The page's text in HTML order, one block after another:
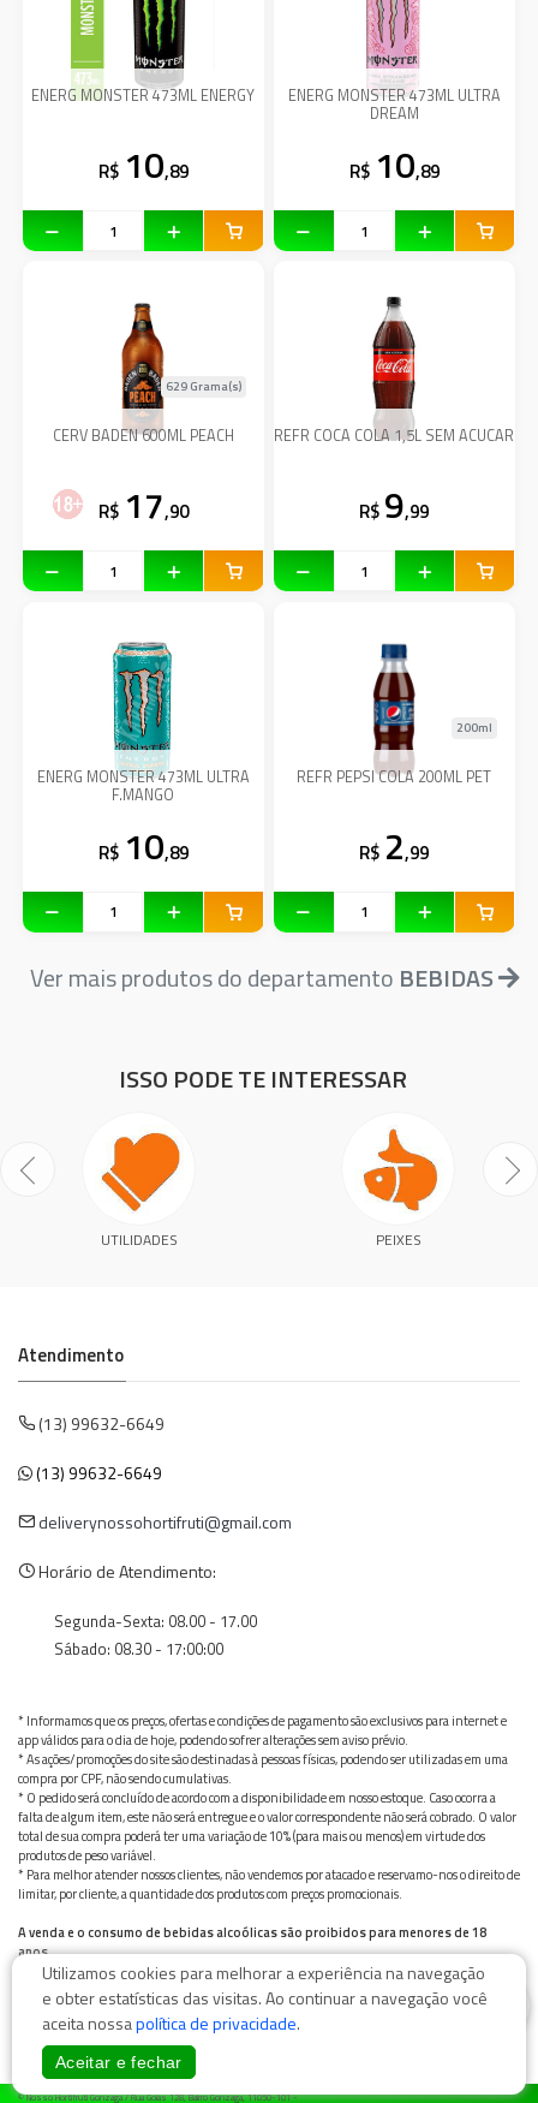
ENERG MONSTER 473ML ENERGY
R$ 10,89
ENERG MONSTER 473ML ULTRA
DREAM
R$ 10,89
CERV BADEN 600ML PEACH
629 Grama(s)
R$ 17,90
REFR COCA COLA 1,5L SEM ACUCAR
R$ 9,99
ENERG MONSTER 473ML ULTRA
F.MANGO
R$ 10,89
REFR PEPSI COLA 200ML PET
200ml
R$ 2,99
Ver mais produtos do departamento BEBIDAS
ISSO PODE TE INTERESSAR
UTILIDADES PEIXES
Atendimento
(13) 99632-6649
(13) 99632-6649
deliverynossohortifruti@gmail.com
Horário de Atendimento:
Segunda-Sexta: 08.00 - 17.00
Sábado: 08.30 - 17:00:00
* Informamos que os preços, ofertas e condições de pagamento são exclusivos para internet e
app válidos para o dia de hoje, podendo sofrer alterações sem aviso prévio.
* As ações/promoções do site são destinadas à pessoas físicas, podendo ser utilizadas em uma
compra por CPF, não sendo cumulativas.
* O pedido será concluído de acordo com a disponibilidade em nosso estoque. Caso ocorra a
falta de algum item, este não será entregue e o valor correspondente não será cobrado. O valor
total de sua compra poderá ter uma variação de 10% (para mais ou menos) em virtude dos
produtos de peso variável.
* Para melhor atender nossos clientes, não vendemos por atacado e reservamo-nos o direito de
limitar, por cliente, a quantidade dos produtos com preços promocionais.
A venda e o consumo de bebidas alcoólicas são proibidos para menores de 18
anos.
Bebida alcoólica pode causar dependência química e, em excesso, provoca graves males à saúde.
Beba com moderação
© Nosso Hortifruti Gonzaga / Rua Goiás 128, Bairro Gonzaga, 11050-101 -
Utilizamos cookies para melhorar a experiência na navegação
e obter estatísticas das visitas. Ao continuar a navegação você
aceita nossapolítica de privacidade.
Aceitar e fechar